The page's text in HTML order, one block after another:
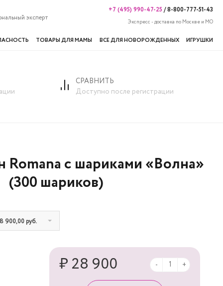
эксперт
+7 (495) 990-47-25/8-800-777-51-43
Экспресс - доставка по Москве и МО
ТОВАРЫ ДЛЯ МАМЫ ВСЕ ДЛЯ НОВОРОЖДЕННЫХ ИГРУШКИ
СРАВНИТЬ
Доступно после регистрации
Romana с шариками «Волна»
(300 шариков)
900,00 руб.
₽ 28 900 - +